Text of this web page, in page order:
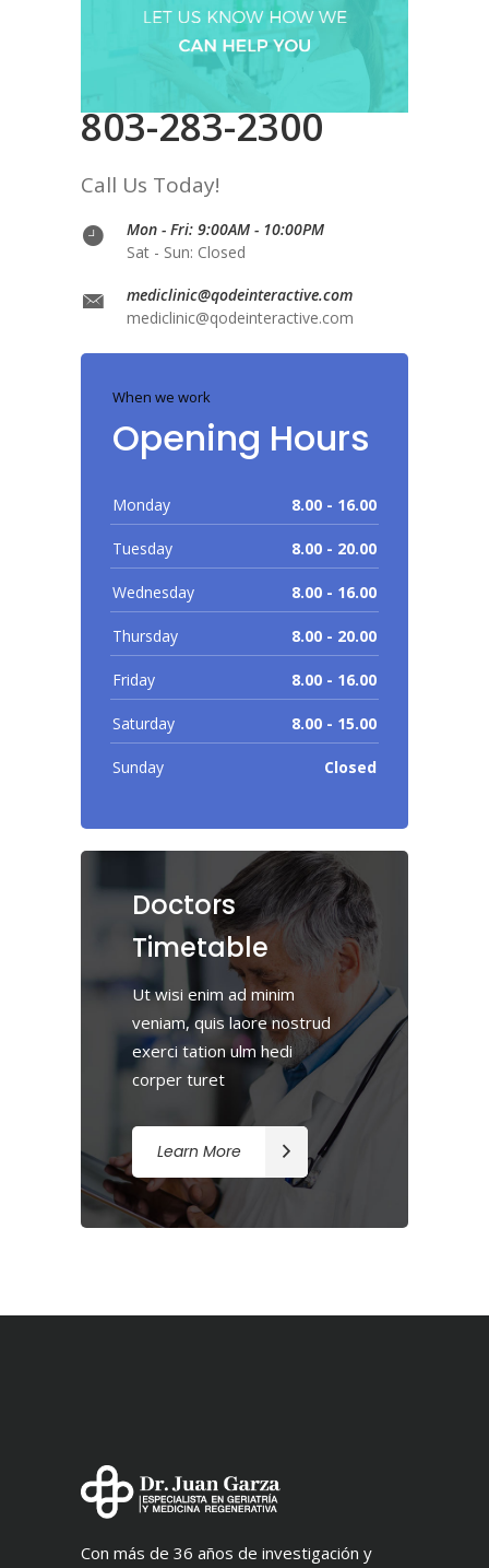
803-283-2300
Call Us Today!
Mon - Fri: 9:00AM - 10:00PM
Sat - Sun: Closed
mediclinic@qodeinteractive.com
mediclinic@qodeinteractive.com
When we work
Opening Hours
Monday 8.00 - 16.00
Tuesday 8.00 - 20.00
Wednesday 8.00 - 16.00
Thursday 8.00 - 20.00
Friday 8.00 - 16.00
Saturday 8.00 - 15.00
Sunday Closed
Doctors
Timetable
Ut wisi enim ad minim
veniam, quis laore nostrud
exerci tation ulm hedi
corper turet
Learn More
Con más de 36 años de investigación y